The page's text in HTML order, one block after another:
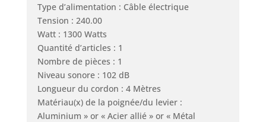
Type d’alimentation : Câble électrique
Tension : 240.00
Watt : 1300 Watts
Quantité d’articles : 1
Nombre de pièces : 1
Niveau sonore : 102 dB
Longueur du cordon : 4 Mètres
Matériau(x) de la poignée/du levier :
Aluminium » or « Acier allié » or « Métal